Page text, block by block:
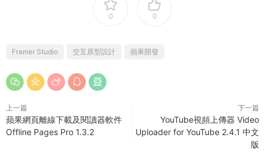
0 0
Framer Studio 交互原型設計 蘋果開發
上一篇
蘋果網頁離線下載及閱讀器軟件
Offline Pages Pro 1.3.2
下一篇
YouTube視頻上傳器 Video
Uploader for YouTube 2.4.1 中文
版